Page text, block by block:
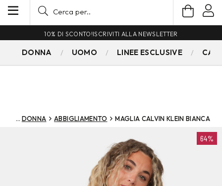
10% DI SCONTO!ISCRIVITI ALLA NEWSLETTER
DONNA UOMO LINEE ESCLUSIVE
DONNA ABBIGLIAMENTO MAGLIA CALVIN KLEIN BIANCA
64%